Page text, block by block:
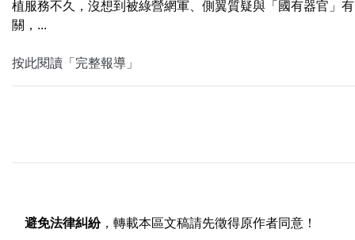
植服務不久，沒想到被綠營網軍、側翼質疑與「國有器官」有
關，...
按此閱讀「完整報導」
避免法律糾紛，轉載本區文稿請先徵得原作者同意！